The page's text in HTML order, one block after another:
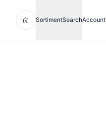
SortimentSearchAccount